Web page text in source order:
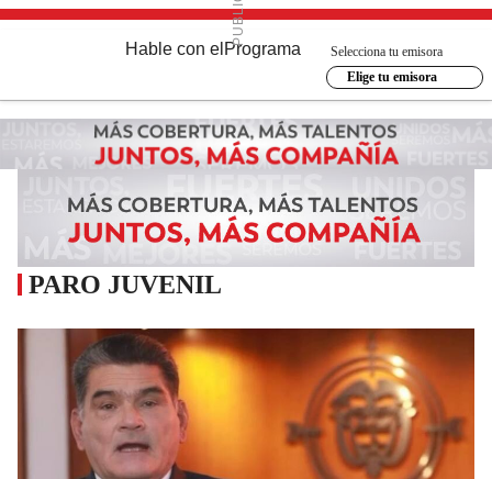
Hable con el Programa
Selecciona tu emisora
Elige tu emisora
PARO JUVENIL